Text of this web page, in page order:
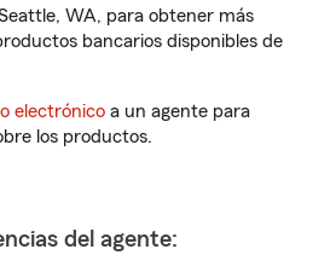
WA, para obtener más
bancarios disponibles de
electrónico a un agente para
los productos.
del agente: